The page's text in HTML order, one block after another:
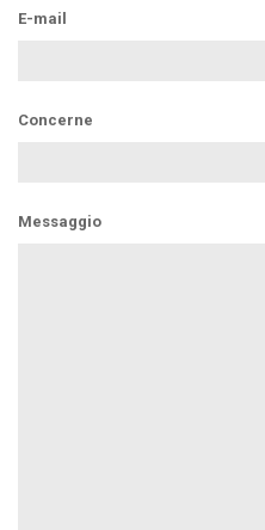
E-mail
Concerne
Messaggio